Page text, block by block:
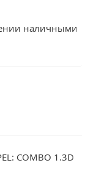
наличными
COMBO 1.3D